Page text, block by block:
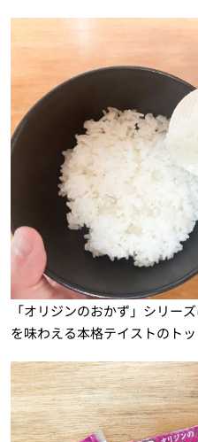
「オリジンのおかず」シリー
を味わえる本格テイストのトッ